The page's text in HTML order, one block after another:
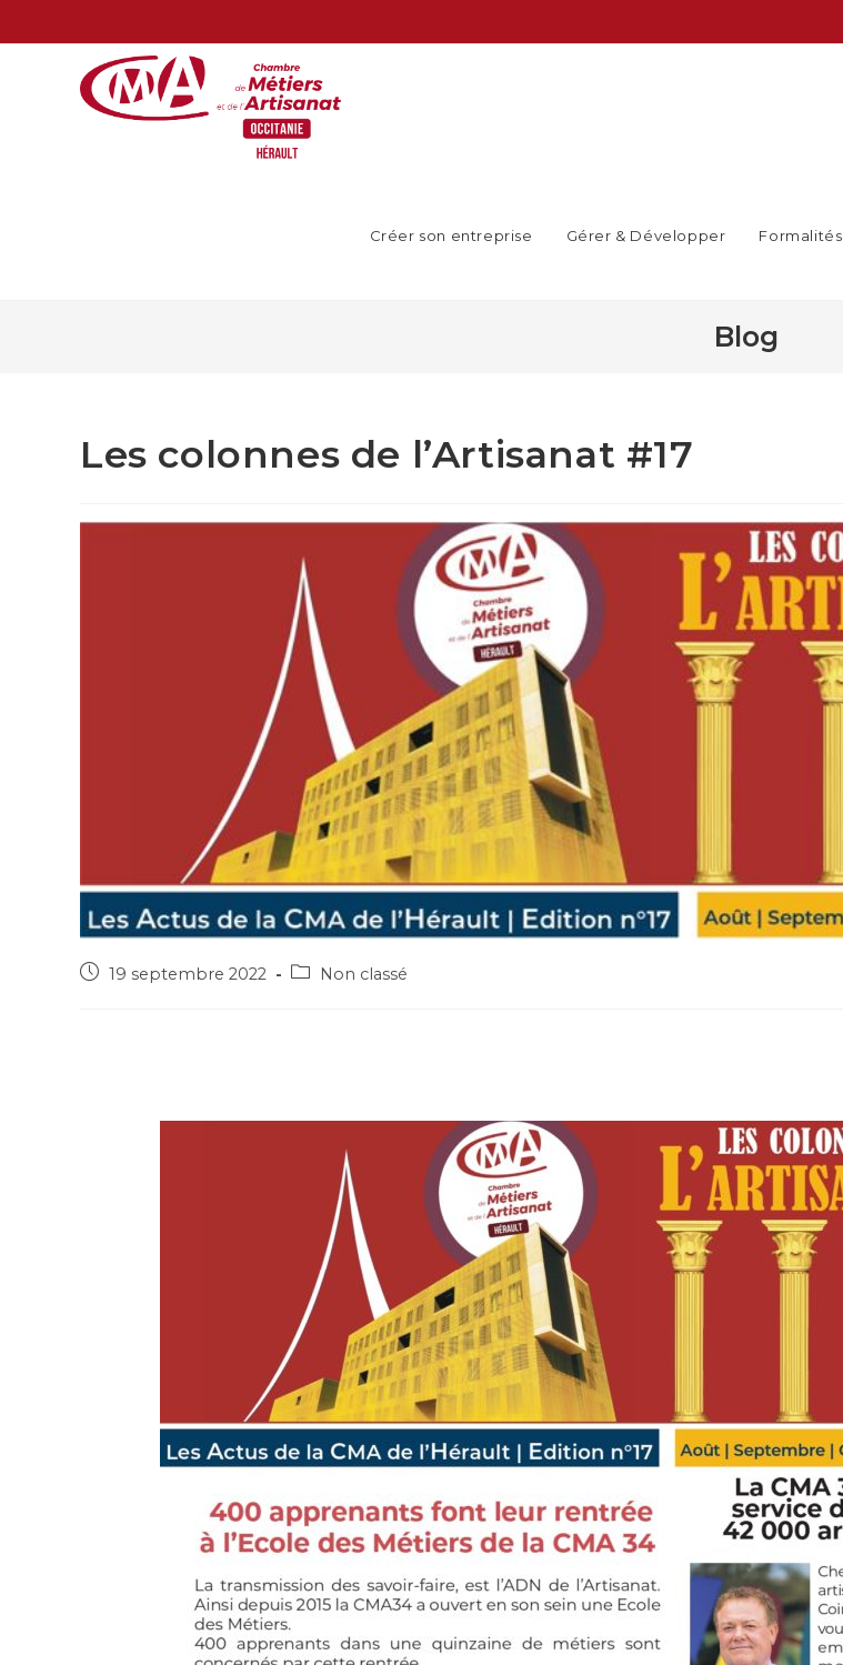
Créer son entreprise Gérer & Développer Formalités
Blog
Les colonnes de l’Artisanat #17
19 septembre 2022 Non classé